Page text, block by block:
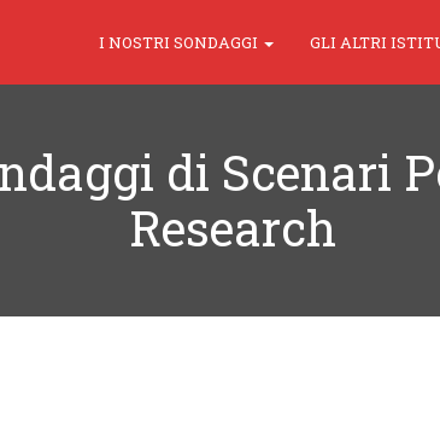
I NOSTRI SONDAGGI GLI ALTRI
di Scenari
Research